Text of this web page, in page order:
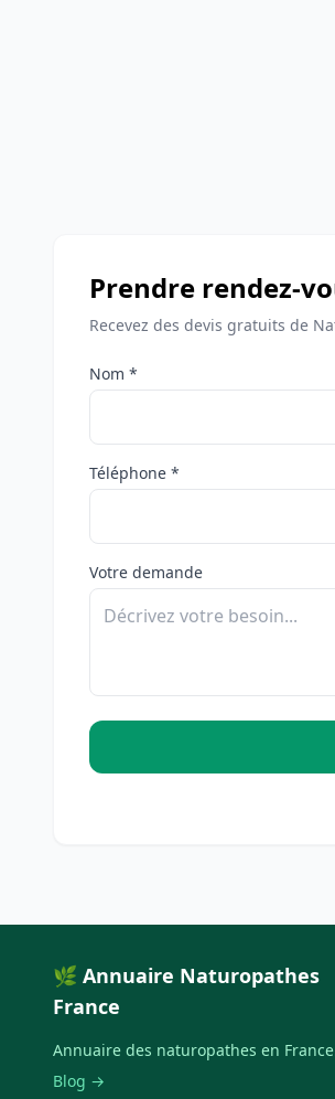
Prendre rendez-
Recevez des devis gratuits de
Nom *
Téléphone *
Votre demande
🌿 Annuaire Naturopathes
France
Annuaire des naturopathes en
Blog →